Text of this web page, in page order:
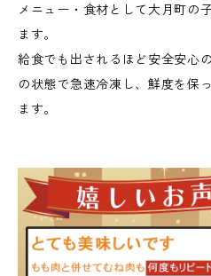
メニュー・食材として大月町の
ます。
給食でも出されるほど安全安心
の状態で急速冷凍し、鮮度を保
ます。